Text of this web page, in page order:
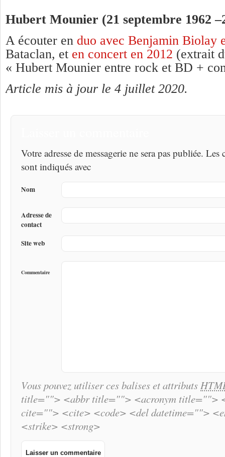
Hubert Mounier (21 septembre 1962
A écouter en duo avec Benjamin Biolay
Bataclan, et en concert en 2012 (extrait
« Hubert Mounier entre rock et BD +
Article mis à jour le 4 juillet 2020.
Votre adresse de messagerie ne sera pas publiée.
sont indiqués avec
Nom
Adresse de
contact
Site web
Commentaire
Vous pouvez utiliser ces balises et attributs
title=""> <abbr title=""> <acronym title="">
cite=""> <cite> <code> <del datetime="">
<strike> <strong>